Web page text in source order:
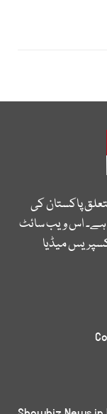
پاکستان کی
ہے۔ اس ویب سائٹ
میڈیا